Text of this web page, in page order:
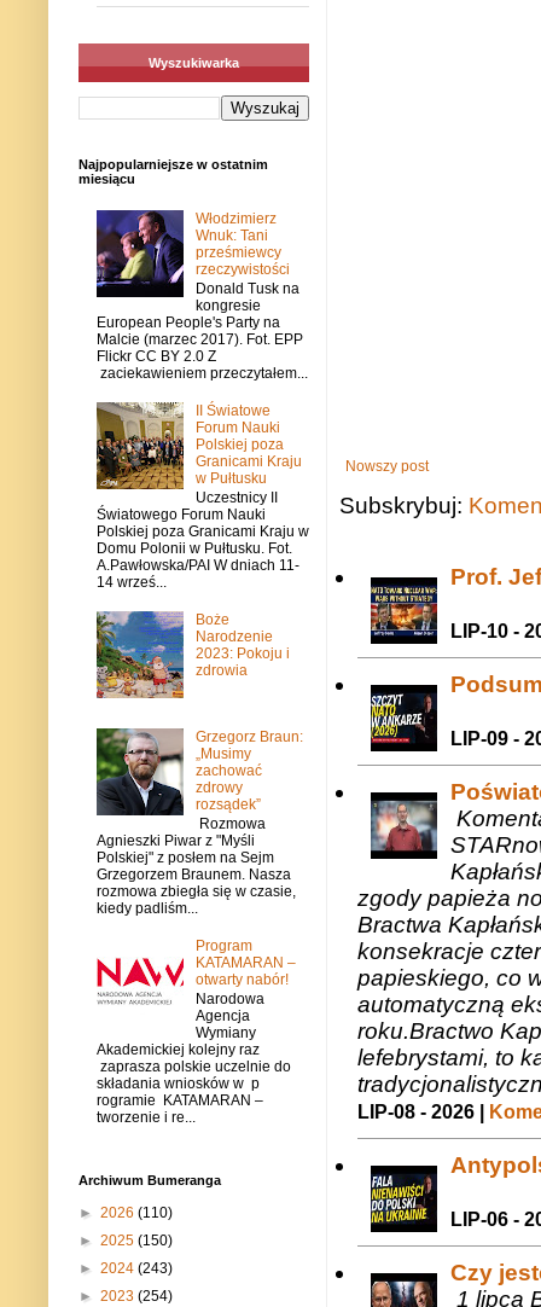
Nowszy post
Subskrybuj:
Prof.
LIP-10 -
LIP-09 -
zgody papieża
Bractwa
konsekracje
papieskiego, co
automatyczną
roku.Bractwo
lefebrystami, to
LIP-08 - 2026 |
LIP-06 -
Czy
1 lipca
Wyszukiwarka
Najpopularniejsze w ostatnim
miesiącu
Włodzimierz
Wnuk: Tani
prześmiewcy
rzeczywistości
Donald Tusk na
kongresie
European People's Party na
Malcie (marzec 2017). Fot. EPP
Flickr CC BY 2.0 Z
zaciekawieniem przeczytałem...
II Światowe
Forum Nauki
Polskiej poza
Granicami Kraju
w Pułtusku
Uczestnicy II
Światowego Forum Nauki
Polskiej poza Granicami Kraju w
Domu Polonii w Pułtusku. Fot.
A.Pawłowska/PAI W dniach 11-
14 wrześ...
Boże
Narodzenie
2023: Pokoju i
zdrowia
Grzegorz Braun:
„Musimy
zachować
zdrowy
rozsądek”
Rozmowa
Agnieszki Piwar z "Myśli
Polskiej" z posłem na Sejm
Grzegorzem Braunem. Nasza
rozmowa zbiegła się w czasie,
kiedy padliśm...
Program
KATAMARAN –
otwarty nabór!
Narodowa
Agencja
Wymiany
Akademickiej kolejny raz
zaprasza polskie uczelnie do
składania wniosków w p
rogramie KATAMARAN –
tworzenie i re...
Archiwum Bumeranga
► 2026 (110)
► 2025 (150)
► 2024 (243)
► 2023 (254)